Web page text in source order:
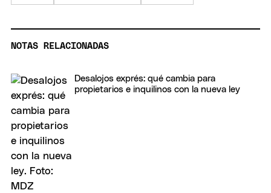
NOTAS RELACIONADAS
Desalojos exprés: qué cambia para
propietarios e inquilinos con la nueva ley